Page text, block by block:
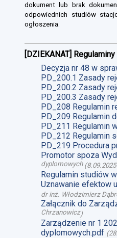
dokument lub brak
odpowiednich studiów
ogłoszenia.
[DZIEKANAT] Regulaminy
Decyzja nr 48 w
PD_200.1 Zasady
PD_200.2 Zasady
PD_200.3 Zasady
PD_208 Regulamin
PD_209 Regulamin
PD_211 Regulamin
PD_212 Regulamin
PD_219 Procedura
Promotor spoza
dyplomowych(8.09.2025
Regulamin studiów
Uznawanie efektow
dr inż. Włodzimierz
Załącznik do
Chrzanowicz)
Zarządzenie nr 1
dyplomowych.pdf (